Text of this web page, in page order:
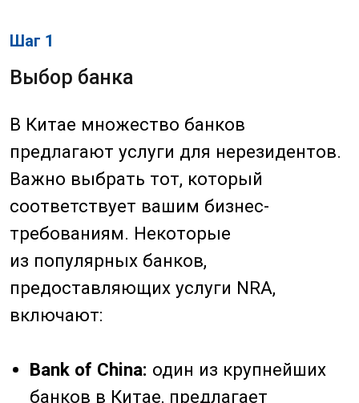
зарегистрированного в одной
из СЭЗ Шанхай.
принимает активное участие
в международных расчетах, есть
ограничения по работе